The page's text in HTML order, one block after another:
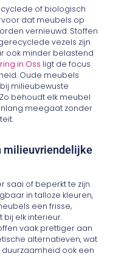
of biologisch
dat meubels op
vernieuwd. Stoffen
vezels zijn
ook minder belastend
in Oss ligt de focus
Oude meubels
milieubewuste
behoudt elk meubel
meegaat zonder
milieuvriendelijke
saai of beperkt te zijn.
in talloze kleuren,
een frisse,
elk interieur.
vaak prettiger aan
alternatieven, wat
duurzaamheid ook een